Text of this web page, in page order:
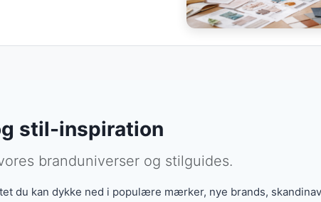
stil-inspiration
branduniverser og stilguides.
du kan dykke ned i populære mærker, nye brands,